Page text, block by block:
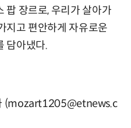
팝 장르로, 우리가 살아가
지고 편안하게 자유로운
담아냈다.
(mozart1205@etnews.c